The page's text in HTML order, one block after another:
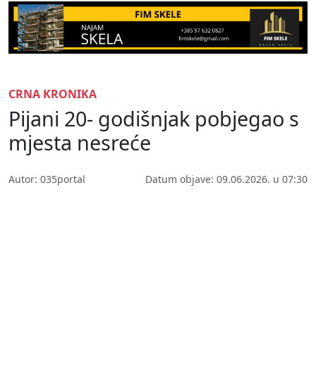
CRNA KRONIKA
Pijani 20- godišnjak pobjegao s
mjesta nesreće
Autor: 035portal Datum objave: 09.06.2026. u 07:30